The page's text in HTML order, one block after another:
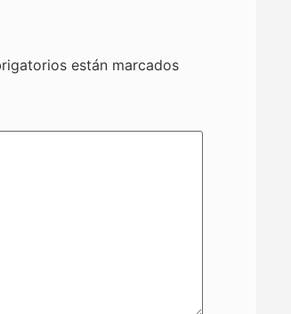
están marcados